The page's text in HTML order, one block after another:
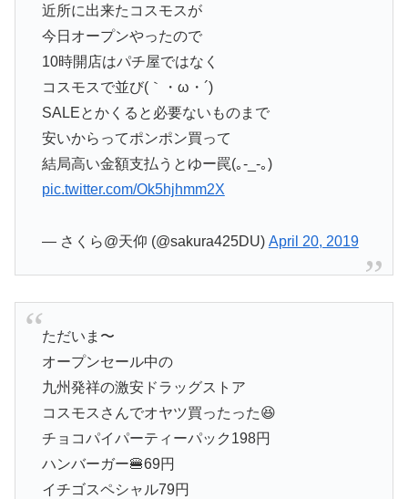
近所に出来たコスモスが
今日オープンやったので
10時開店はパチ屋ではなく
コスモスで並び(｀・ω・´)
SALEとかくると必要ないものまで
安いからってポンポン買って
結局高い金額支払うとゆー罠(｡-_-｡)
pic.twitter.com/Ok5hjhmm2X
— さくら@天仰 (@sakura425DU) April 20, 2019
ただいま〜
オープンセール中の
九州発祥の激安ドラッグストア
コスモスさんでオヤツ買ったった😆
チョコパイパーティーパック198円
ハンバーガー🍔69円
イチゴスペシャル79円